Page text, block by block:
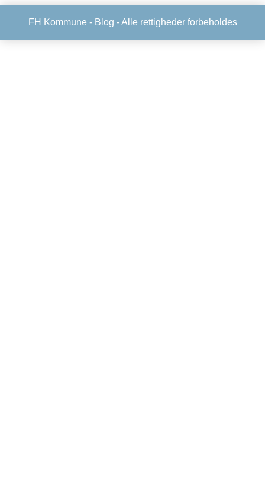
FH Kommune - Blog - Alle rettigheder forbeholdes